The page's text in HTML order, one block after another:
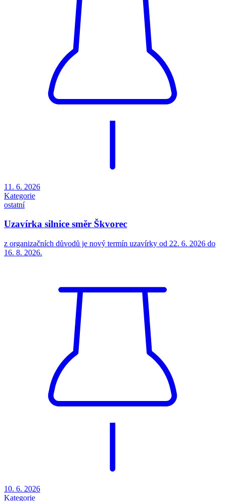
11. 6. 2026
Kategorie
ostatní
Uzavírka silnice směr Škvorec
z organizačních důvodů je nový termín uzavírky od 22. 6. 2026 do
16. 8. 2026.
10. 6. 2026
Kategorie